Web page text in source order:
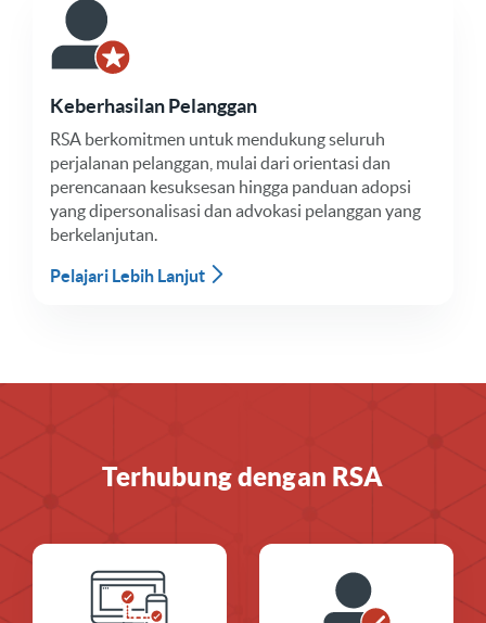
Keberhasilan Pelanggan
RSA berkomitmen untuk mendukung seluruh
perjalanan pelanggan, mulai dari orientasi dan
perencanaan kesuksesan hingga panduan adopsi
yang dipersonalisasi dan advokasi pelanggan yang
berkelanjutan.
Pelajari Lebih Lanjut
Terhubung dengan RSA